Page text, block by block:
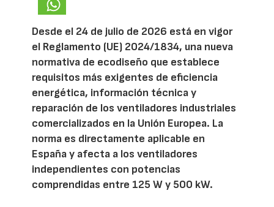
Desde el 24 de julio de 2026 está en vigor
el Reglamento (UE) 2024/1834, una nueva
normativa de ecodiseño que establece
requisitos más exigentes de eficiencia
energética, información técnica y
reparación de los ventiladores industriales
comercializados en la Unión Europea. La
norma es directamente aplicable en
España y afecta a los ventiladores
independientes con potencias
comprendidas entre 125 W y 500 kW.